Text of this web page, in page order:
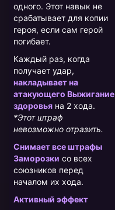
одного. Этот навык не
срабатывает для копии
героя, если сам герой
погибает.
Каждый раз, когда
получает удар,
накладывает на
атакующего Выжигание
здоровья на 2 хода.
*Этот штраф
невозможно отразить.
Снимает все штрафы
Заморозки со всех
союзников перед
началом их хода.
Активный эффект